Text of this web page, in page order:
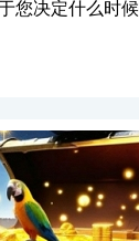
您决定什么时